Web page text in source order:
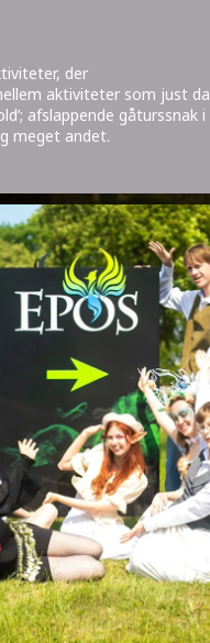
der
aktiviteter som just
afslappende gåturssnak i
meget andet.